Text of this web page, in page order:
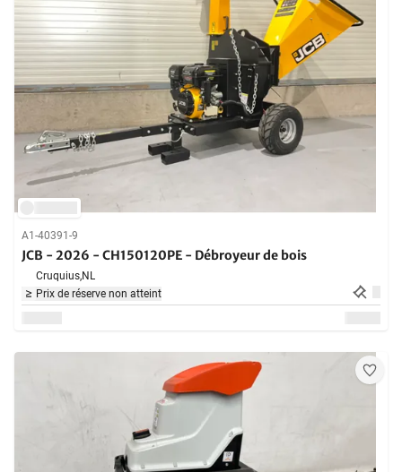
A1-40391-9
JCB - 2026 - CH150120PE - Débroyeur de bois
Cruquius,NL
Prix de réserve non atteint